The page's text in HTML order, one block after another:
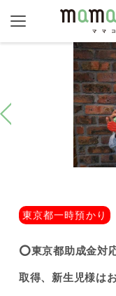
東京都一時預かり
⭕️東京都助成金対
取得、新生児様は